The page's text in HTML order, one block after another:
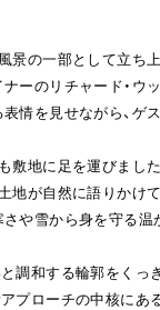
景の一部として立ち
ーのリチャード・
情を見せながら、ゲ
敷地に足を運びま
地が自然に語りか
や雪から身を守る
調和する輪郭をく
プローチの中核にあ